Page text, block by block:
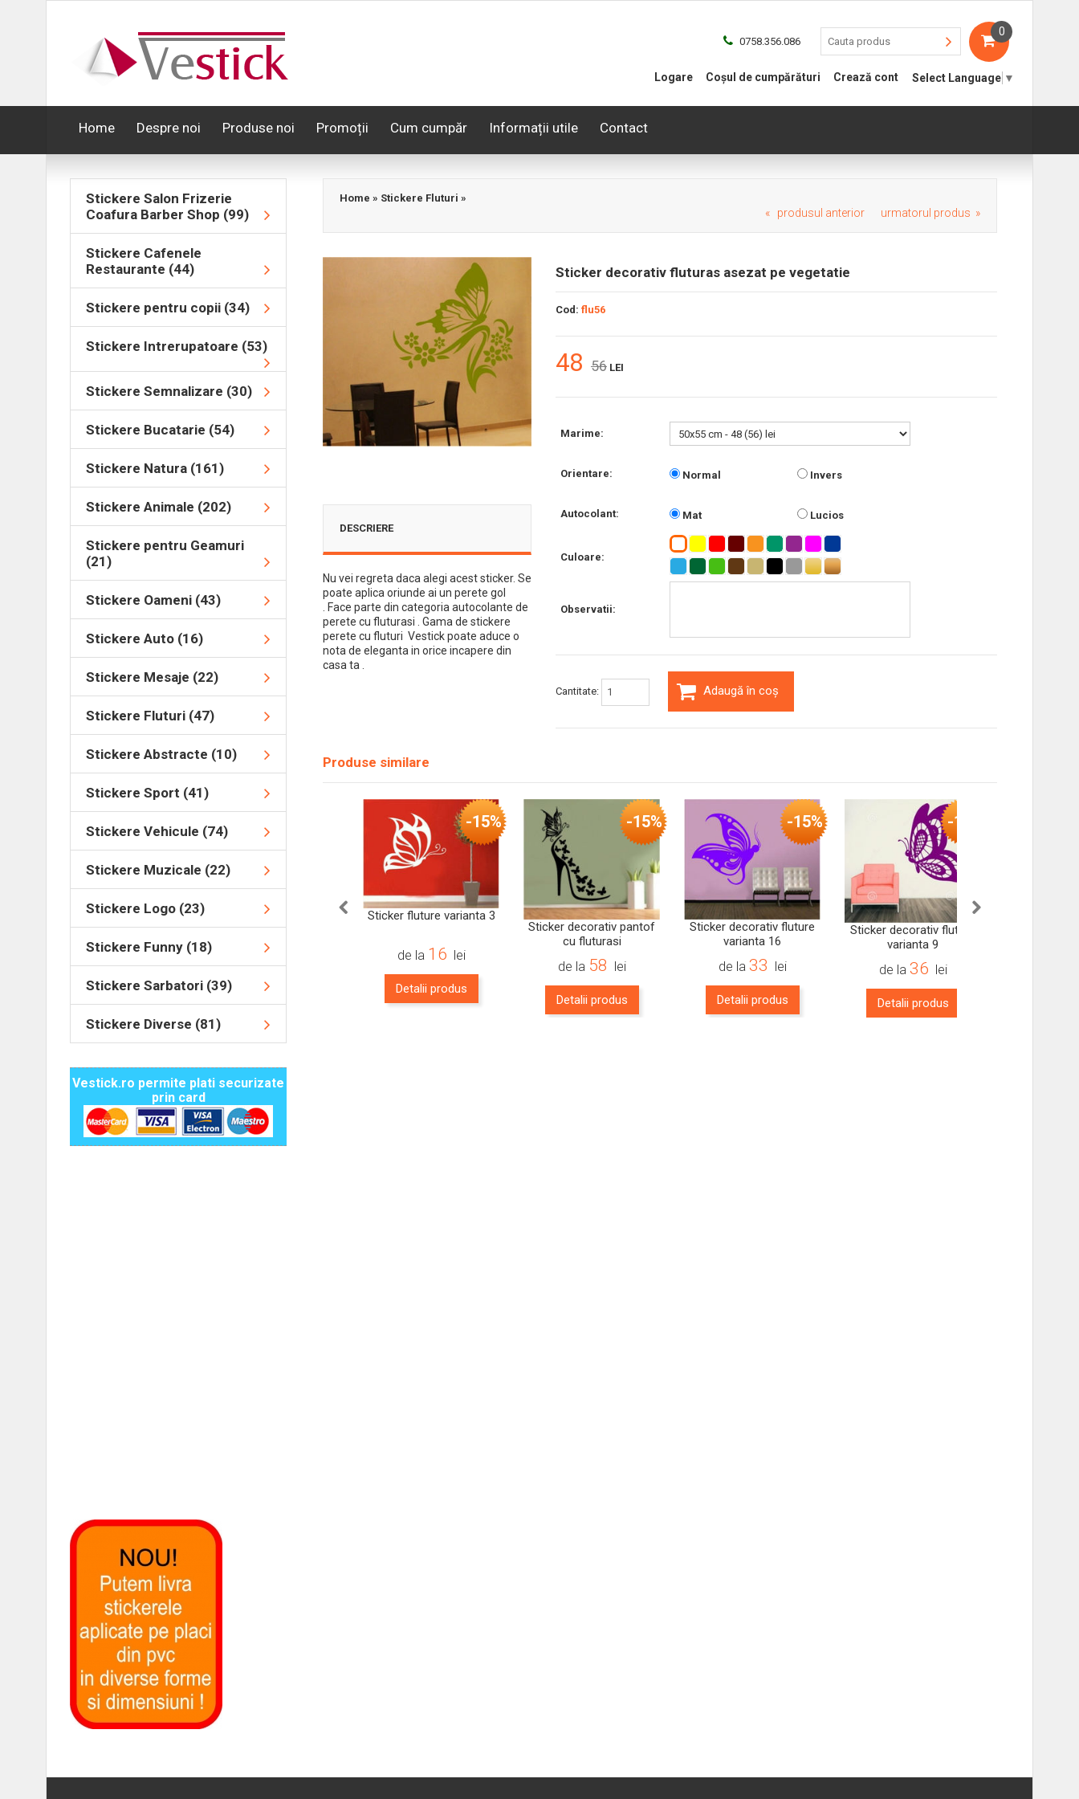
0
0758.356.086
Logare Coșul de cumpărături Crează cont Select Language ▼
Home Despre noi Produse noi Promoții Cum cumpăr Informații utile Contact
Stickere Salon Frizerie
Coafura Barber Shop (99)
Stickere Cafenele
Restaurante (44)
Stickere pentru copii (34)
Stickere Intrerupatoare (53)
Stickere Semnalizare (30)
Stickere Bucatarie (54)
Stickere Natura (161)
Stickere Animale (202)
Stickere pentru Geamuri
(21)
Stickere Oameni (43)
Stickere Auto (16)
Stickere Mesaje (22)
Stickere Fluturi (47)
Stickere Abstracte (10)
Stickere Sport (41)
Stickere Vehicule (74)
Stickere Muzicale (22)
Stickere Logo (23)
Stickere Funny (18)
Stickere Sarbatori (39)
Stickere Diverse (81)
Vestick.ro permite plati securizate
prin card
Home » Stickere Fluturi »
« produsul anterior urmatorul produs »
DESCRIERE
Nu vei regreta daca alegi acest sticker. Se
poate aplica oriunde ai un perete gol
. Face parte din categoria autocolante de
perete cu fluturasi . Gama de stickere
perete cu fluturi Vestick poate aduce o
nota de eleganta in orice incapere din
casa ta .
Sticker decorativ fluturas asezat pe vegetatie
Cod: flu56
48 56LEI
Marime:
Orientare: Normal Invers
Autocolant: Mat Lucios
Culoare:
Observatii:
Cantitate: Adaugă în coș
Produse similare
-15%
Sticker fluture varianta 3
de la 16 lei
Detalii produs
-15%
Sticker decorativ pantof
cu fluturasi
de la 58 lei
Detalii produs
-15%
Sticker decorativ fluture
varianta 16
de la 33 lei
Detalii produs
-15%
Sticker decorativ fluture
varianta 9
de la 36 lei
Detalii produs